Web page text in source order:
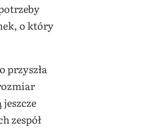
o który
przyszła
zespół